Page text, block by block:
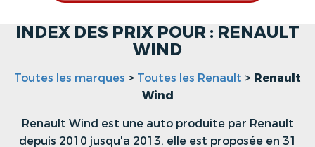
INDEX DES PRIX POUR : RENAULT
WIND
Toutes les marques > Toutes les Renault > Renault
Wind
Renault Wind est une auto produite par Renault
depuis 2010 jusqu'a 2013. elle est proposée en 31